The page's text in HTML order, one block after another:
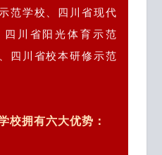
范学校、四川省现代
川省阳光体育示范
四川省校本研修示范
校拥有六大优势：